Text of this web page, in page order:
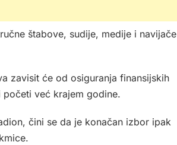
štabove, sudije, medije i
zavisit će od osiguranja finansijskih
već krajem godine.
čini se da je konačan izbor ipak